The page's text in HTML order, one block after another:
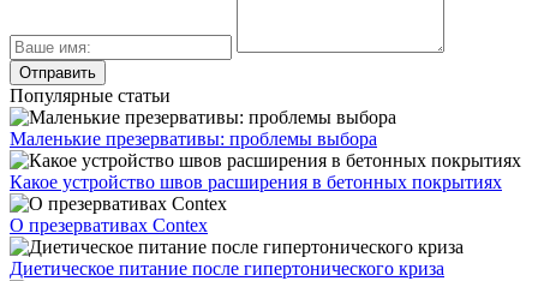
Популярные статьи
Маленькие презервативы: проблемы выбора
Какое устройство швов расширения в бетонных покрытиях
О презервативах Contex
Диетическое питание после гипертонического криза